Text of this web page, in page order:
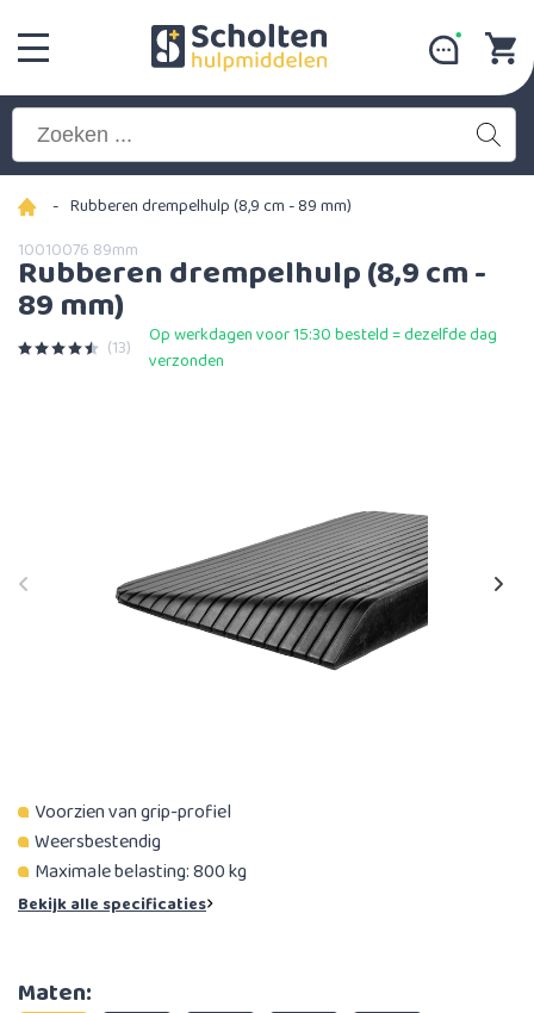
- Rubberen drempelhulp (8,9 cm - 89 mm)
10010076 89mm
Rubberen drempelhulp (8,9 cm -
89 mm)
(13)
Op werkdagen voor 15:30 besteld = dezelfde dag
verzonden
Voorzien van grip-profiel
Weersbestendig
Maximale belasting: 800 kg
Bekijk alle specificaties
Maten: